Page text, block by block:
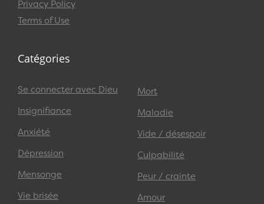
Privacy Policy
Terms of Use
Catégories
Se connecter avec Dieu
Insignifiance
Anxiété
Dépression
Mensonge
Vie brisée
Mort
Maladie
Vide / désespoir
Culpabilité
Peur / crainte
Amour